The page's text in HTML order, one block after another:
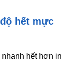
hết mực
hết hơn in